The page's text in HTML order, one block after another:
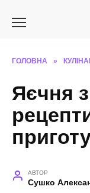
ГОЛОВНА »
Яєчня
АВТОР
Сушко